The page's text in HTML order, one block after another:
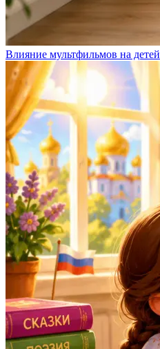
Влияние мультфильмов на детей